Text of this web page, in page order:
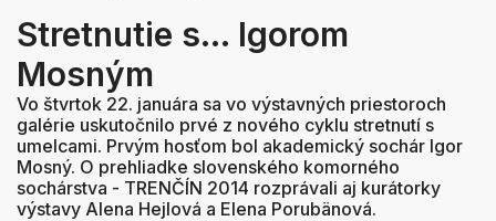
Stretnutie s... Igorom
Mosným
Vo štvrtok 22. januára sa vo výstavných priestoroch
galérie uskutočnilo prvé z nového cyklu stretnutí s
umelcami. Prvým hosťom bol akademický sochár Igor
Mosný. O prehliadke slovenského komorného
sochárstva - TRENČÍN 2014 rozprávali aj kurátorky
výstavy Alena Hejlová a Elena Porubänová.